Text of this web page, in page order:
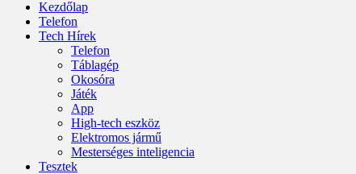
Kezdőlap
Telefon
Tech Hírek
Telefon
Táblagép
Okosóra
Játék
App
High-tech eszköz
Elektromos jármű
Mesterséges inteligencia
Tesztek